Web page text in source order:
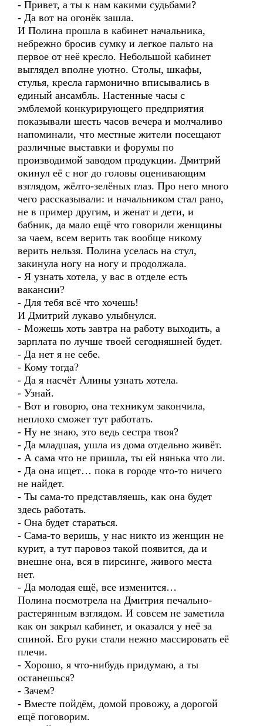
- Привет, а ты к нам какими судьбами?
- Да вот на огонёк зашла.
И Полина прошла в кабинет начальника,
небрежно бросив сумку и легкое пальто на
первое от неё кресло. Небольшой кабинет
выглядел вполне уютно. Столы, шкафы,
стулья, кресла гармонично вписывались в
единый ансамбль. Настенные часы с
эмблемой конкурирующего предприятия
показывали шесть часов вечера и молчаливо
напоминали, что местные жители посещают
различные выставки и форумы по
производимой заводом продукции. Дмитрий
окинул её с ног до головы оценивающим
взглядом, жёлто-зелёных глаз. Про него много
чего рассказывали: и начальником стал рано,
не в пример другим, и женат и дети, и
бабник, да мало ещё что говорили женщины
за чаем, всем верить так вообще никому
верить нельзя. Полина уселась на стул,
закинула ногу на ногу и продолжала.
- Я узнать хотела, у вас в отделе есть
вакансии?
- Для тебя всё что хочешь!
И Дмитрий лукаво улыбнулся.
- Можешь хоть завтра на работу выходить, а
зарплата по лучше твоей сегодняшней будет.
- Да нет я не себе.
- Кому тогда?
- Да я насчёт Алины узнать хотела.
- Узнай.
- Вот и говорю, она техникум закончила,
неплохо сможет тут работать.
- Ну не знаю, это ведь сестра твоя?
- Да младшая, ушла из дома отдельно живёт.
- А сама что не пришла, ты ей нянька что ли.
- Да она ищет… пока в городе что-то ничего
не найдет.
- Ты сама-то представляешь, как она будет
здесь работать.
- Она будет стараться.
- Сама-то веришь, у нас никто из женщин не
курит, а тут паровоз такой появится, да и
внешне она, вся в пирсинге, живого места
нет.
- Да молодая ещё, все изменится…
Полина посмотрела на Дмитрия печально-
растерянным взглядом. И совсем не заметила
как он закрыл кабинет, и оказался у неё за
спиной. Его руки стали нежно массировать её
плечи.
- Хорошо, я что-нибудь придумаю, а ты
останешься?
- Зачем?
- Вместе пойдём, домой провожу, а дорогой
ещё поговорим.